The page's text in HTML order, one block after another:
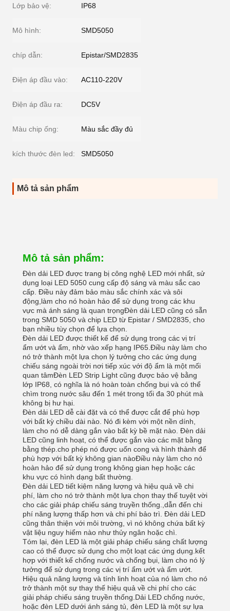
Lớp bảo vệ: IP68
Mô hình: SMD5050
chíp dẫn: Epistar/SMD2835
Điện áp đầu vào: AC110-220V
Điện áp đầu ra: DC5V
Màu chip ống: Màu sắc đầy đủ
kích thước đèn led: SMD5050
Mô tả sản phẩm
Mô tả sản phẩm:
Đèn dải LED được trang bị công nghệ LED mới nhất, sử
dụng loại LED 5050 cung cấp độ sáng và màu sắc cao
cấp. Điều này đảm bảo màu sắc chính xác và sôi
động,làm cho nó hoàn hảo để sử dụng trong các khu
vực mà ánh sáng là quan trọngĐèn dải LED cũng có sẵn
trong SMD 5050 và chip LED từ Epistar / SMD2835, cho
bạn nhiều tùy chọn để lựa chọn.
Đèn dải LED được thiết kế để sử dụng trong các vị trí
ẩm ướt và ẩm, nhờ vào xếp hạng IP65.Điều này làm cho
nó trở thành một lựa chọn lý tưởng cho các ứng dụng
chiếu sáng ngoài trời nơi tiếp xúc với độ ẩm là một mối
quan tâmĐèn LED Strip Light cũng được bảo vệ bằng
lớp IP68, có nghĩa là nó hoàn toàn chống bụi và có thể
chìm trong nước sâu đến 1 mét trong tối đa 30 phút mà
không bị hư hại.
Đèn dải LED dễ cài đặt và có thể được cắt để phù hợp
với bất kỳ chiều dài nào. Nó đi kèm với một nền dính,
làm cho nó dễ dàng gắn vào bất kỳ bề mặt nào. Đèn dải
LED cũng linh hoạt, có thể được gắn vào các mặt bằng
bằng thép.cho phép nó được uốn cong và hình thành để
phù hợp với bất kỳ không gian nàoĐiều này làm cho nó
hoàn hảo để sử dụng trong không gian hẹp hoặc các
khu vực có hình dạng bất thường.
Đèn dải LED tiết kiệm năng lượng và hiệu quả về chi
phí, làm cho nó trở thành một lựa chọn thay thế tuyệt vời
cho các giải pháp chiếu sáng truyền thống.,dẫn đến chi
phí năng lượng thấp hơn và chi phí bảo trì. Đèn dải LED
cũng thân thiện với môi trường, vì nó không chứa bất kỳ
vật liệu nguy hiểm nào như thủy ngân hoặc chì.
Tóm lại, đèn LED là một giải pháp chiếu sáng chất lượng
cao có thể được sử dụng cho một loạt các ứng dụng.kết
hợp với thiết kế chống nước và chống bụi, làm cho nó lý
tưởng để sử dụng trong các vị trí ẩm ướt và ẩm ướt.
Hiệu quả năng lượng và tính linh hoạt của nó làm cho nó
trở thành một sự thay thế hiệu quả về chi phí cho các
giải pháp chiếu sáng truyền thống.Dải LED chống nước,
hoặc đèn LED dưới ánh sáng tủ, đèn LED là một sự lựa